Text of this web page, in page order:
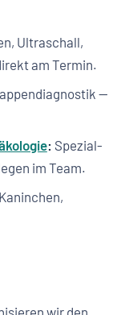
Ultraschall,
am Termin.
—
: Spezial-
im Team.